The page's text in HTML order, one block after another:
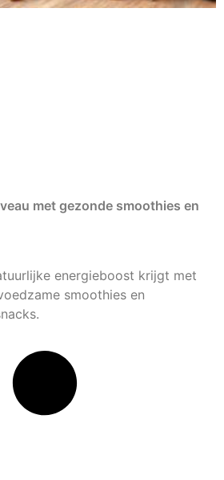
met gezonde smoothies en
energieboost krijgt met
smoothies en